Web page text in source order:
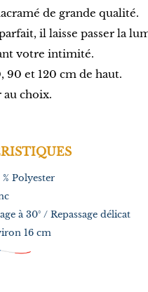
de grande qualité.
il laisse passer la
votre intimité.
90 et 120 cm de haut.
au choix.
% Polyester
à 30° / Repassage délicat
16 cm